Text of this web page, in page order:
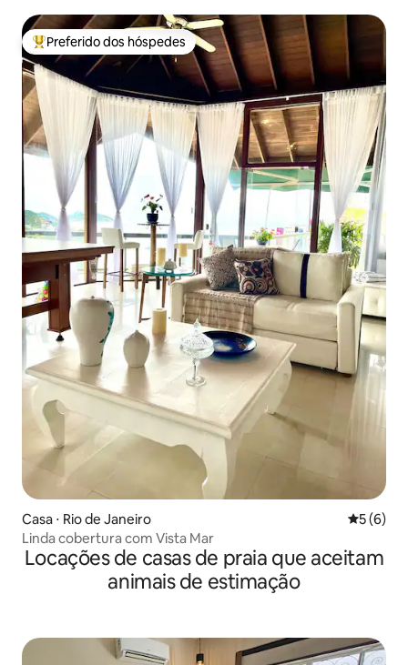
Entre os melhores preferidos dos hóspedes
Preferido dos hóspedes
Casa ⋅ Rio de Janeiro 5 de
5 (6)
Linda cobertura com Vista Mar
Locações de casas de praia que aceitam
animais de estimação